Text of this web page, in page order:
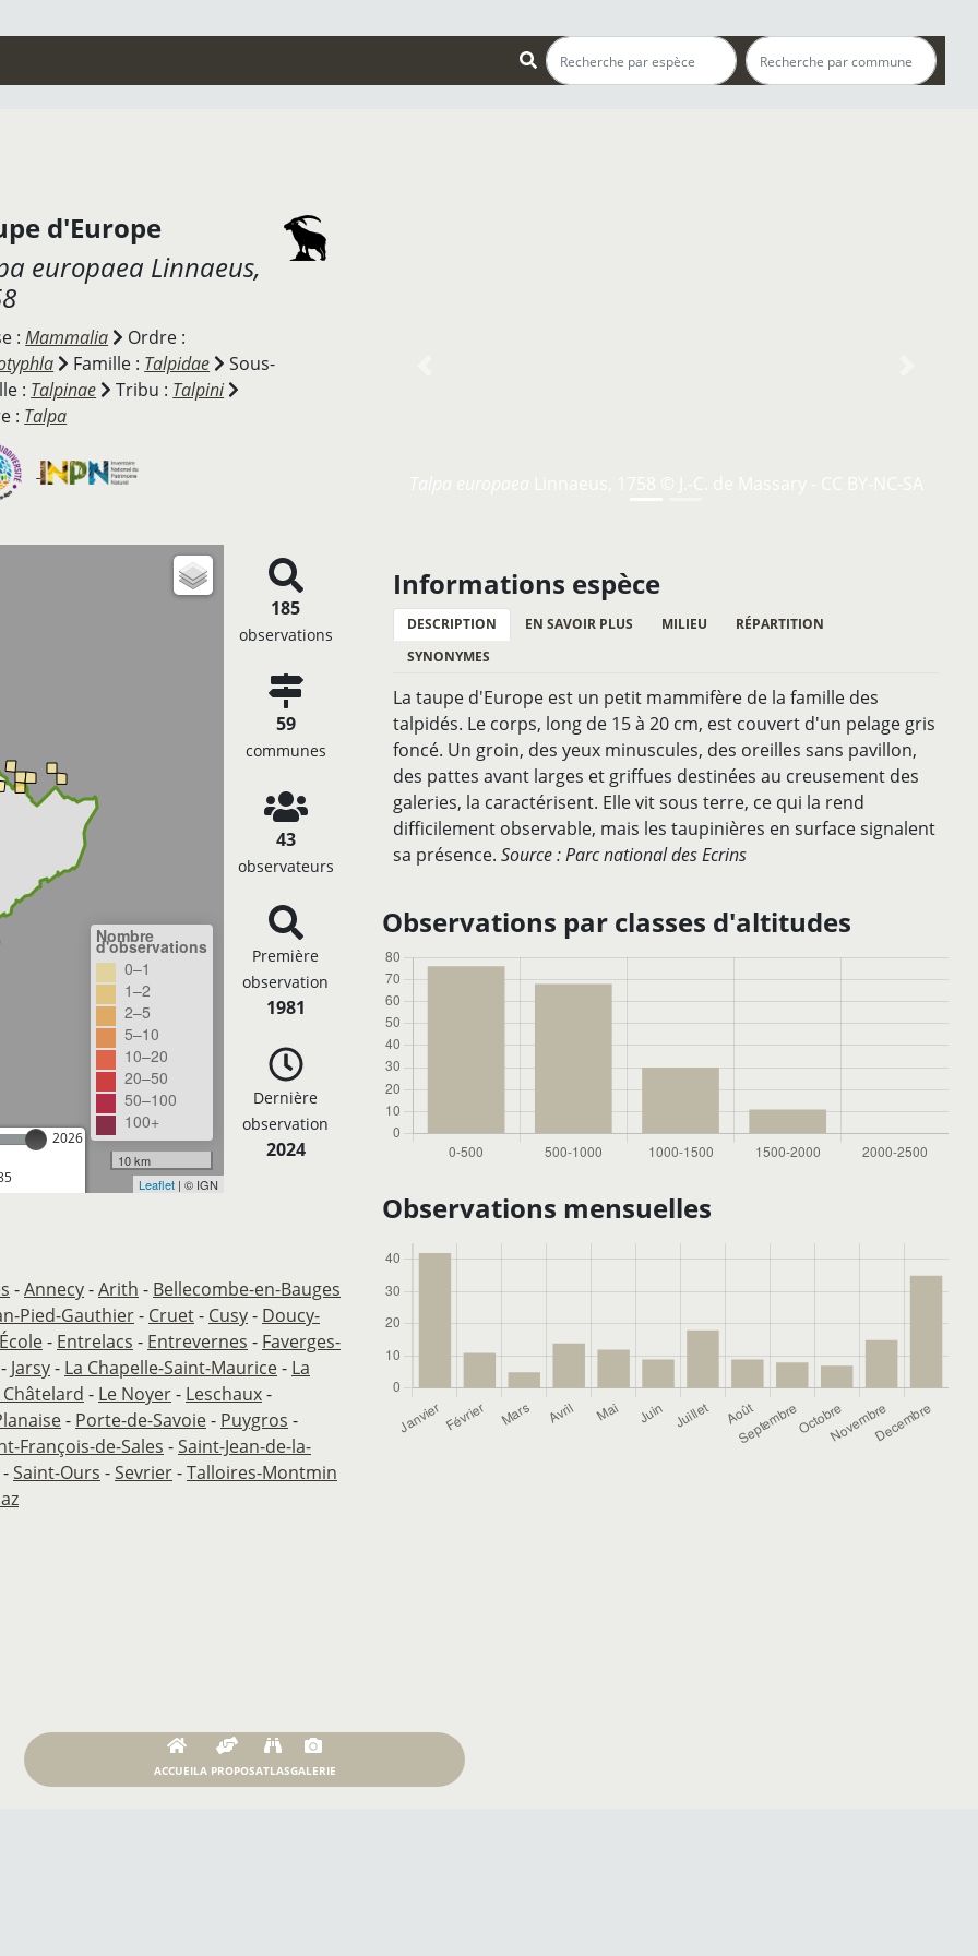
d'Europe
europaea Linnaeus,
:Mammalia
Ordre :
Famille : Talpidae
Sous-
: Talpinae Tribu : Talpini
: Talpa
2026
Nombre
d'observations
0–1
1–2
2–5
5–10
10–20
20–50
50–100
100+
10 km
Leaflet| © IGN
185
observations
59
communes
43
observateurs
Première
observation
1981
Dernière
observation
2024
-Annecy-Arith - Bellecombe-en-Bauges
Pied-Gauthier- Cruet- Cusy- Doucy-
École- Entrelacs - Entrevernes - Faverges-
Jarsy- La Chapelle-Saint-Maurice- La
Châtelard - Le Noyer- Leschaux-
- Porte-de-Savoie- Puygros -
François-de-Sales -Saint-Jean-de-la-
-Saint-Ours -Sevrier-Talloires-Montmin
Informations espèce
DESCRIPTION EN SAVOIR PLUS MILIEU
RÉPARTITION
SYNONYMES
La taupe d'Europe est un petit mammifère de la famille des
talpidés. Le corps, long de 15 à 20 cm, est couvert d'un pelage gris
foncé. Un groin, des yeux minuscules, des oreilles sans pavillon,
des pattes avant larges et griffues destinées au creusement des
galeries, la caractérisent. Elle vit sous terre, ce qui la rend
difficilement observable, mais les taupinières en surface signalent
sa présence.Source : Parc national des Ecrins
Observations par classes d'altitudes
Observations mensuelles